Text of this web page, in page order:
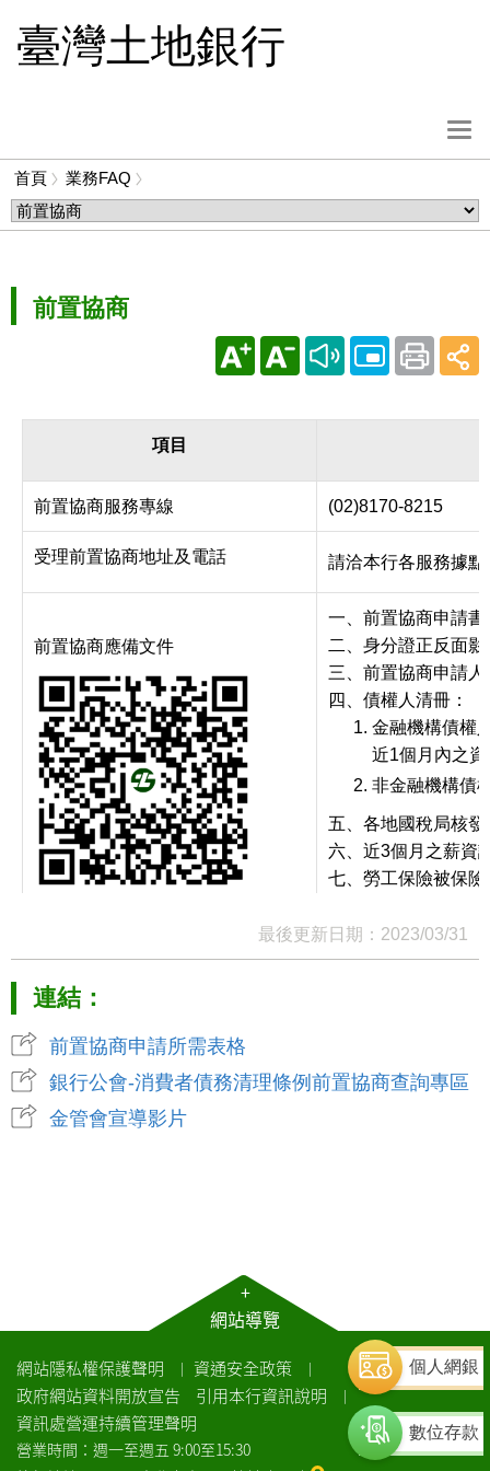
臺灣土地銀行
選
單
鈕
首頁
業務FAQ
麵
包
前置協商
項目
前置協商服務專線 (02)8170-8215
受理前置協商地址及電話 請洽本行各服務據點
前置協商應備文件
一、前置協商申請書
二、身分證正反面影
三、前置協商申請
四、債權人清冊：
金融機構債權
近1個月內之
非金融機構債
五、各地國稅局核
六、近3個月之薪資
七、勞工保險被保
最後更新日期：2023/03/31
連結：
前置協商申請所需表格
銀行公會-消費者債務清理條例前置協商查詢專區
金管會宣導影片
+
網站導覽
網站隱私權保護聲明 ｜ 資通安全政策 ｜
政府網站資料開放宣告 引用本行資訊說明 ｜
資訊處營運持續管理聲明
營業時間：週一至週五 9:00至15:30
個人網銀
數位存款